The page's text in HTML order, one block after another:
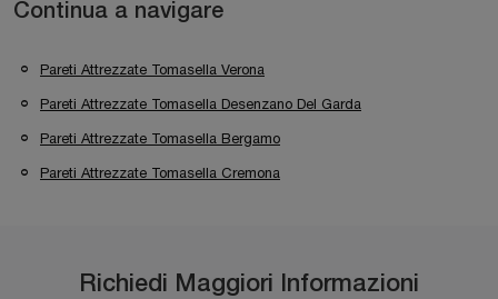
Continua a navigare
Pareti Attrezzate Tomasella Verona
Pareti Attrezzate Tomasella Desenzano Del Garda
Pareti Attrezzate Tomasella Bergamo
Pareti Attrezzate Tomasella Cremona
Richiedi Maggiori Informazioni